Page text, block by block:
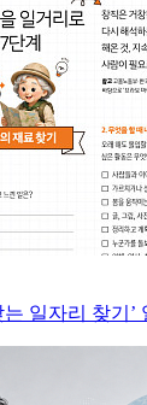
는 일자리 찾기’